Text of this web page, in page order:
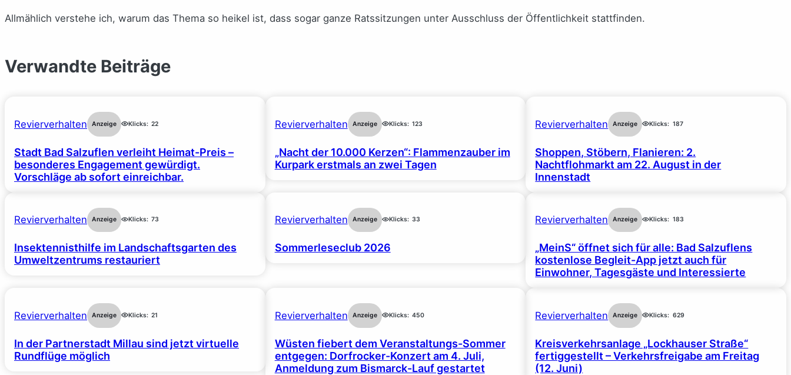
Allmählich verstehe ich, warum das Thema so heikel ist, dass sogar ganze Ratssitzungen unter Ausschluss der Öffentlichkeit stattfinden.
Verwandte Beiträge
Revierverhalten Anzeige Klicks: 22
Stadt Bad Salzuflen verleiht Heimat-Preis –
besonderes Engagement gewürdigt.
Vorschläge ab sofort einreichbar.
Revierverhalten Anzeige Klicks: 123
„Nacht der 10.000 Kerzen“: Flammenzauber im
Kurpark erstmals an zwei Tagen
Revierverhalten Anzeige Klicks: 187
Shoppen, Stöbern, Flanieren: 2.
Nachtflohmarkt am 22. August in der
Innenstadt
Revierverhalten Anzeige Klicks: 73
Insektennisthilfe im Landschaftsgarten des
Umweltzentrums restauriert
Revierverhalten Anzeige Klicks: 33
Sommerleseclub 2026
Revierverhalten Anzeige Klicks: 183
„MeinS“ öffnet sich für alle: Bad Salzuflens
kostenlose Begleit-App jetzt auch für
Einwohner, Tagesgäste und Interessierte
Revierverhalten Anzeige Klicks: 21
In der Partnerstadt Millau sind jetzt virtuelle
Rundflüge möglich
Revierverhalten Anzeige Klicks: 450
Wüsten fiebert dem Veranstaltungs-Sommer
entgegen: Dorfrocker-Konzert am 4. Juli,
Anmeldung zum Bismarck-Lauf gestartet
Revierverhalten Anzeige Klicks: 629
Kreisverkehrsanlage „Lockhauser Straße“
fertiggestellt – Verkehrsfreigabe am Freitag
(12. Juni)